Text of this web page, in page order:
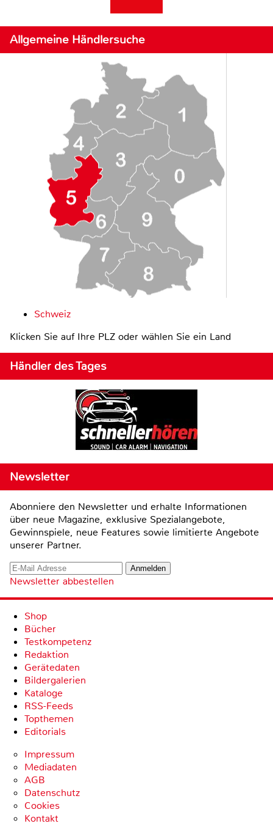
Allgemeine Händlersuche
Schweiz
Klicken Sie auf Ihre PLZ oder wählen Sie ein Land
Händler des Tages
Newsletter
Abonniere den Newsletter und erhalte Informationen
über neue Magazine, exklusive Spezialangebote,
Gewinnspiele, neue Features sowie limitierte Angebote
unserer Partner.
Newsletter abbestellen
Shop
Bücher
Testkompetenz
Redaktion
Gerätedaten
Bildergalerien
Kataloge
RSS-Feeds
Topthemen
Editorials
Impressum
Mediadaten
AGB
Datenschutz
Cookies
Kontakt